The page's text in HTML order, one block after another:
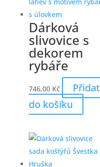
Dárková
slivovice s
dekorem
rybáře
746,00 Kč
Přidat
do košíku